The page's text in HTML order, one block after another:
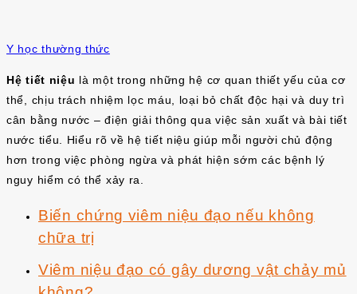
Y học thường thức
Hệ tiết niệu là một trong những hệ cơ quan thiết yếu của cơ
thể, chịu trách nhiệm lọc máu, loại bỏ chất độc hại và duy trì
cân bằng nước – điện giải thông qua việc sản xuất và bài tiết
nước tiểu. Hiểu rõ về hệ tiết niệu giúp mỗi người chủ động
hơn trong việc phòng ngừa và phát hiện sớm các bệnh lý
nguy hiểm có thể xảy ra.
Biến chứng viêm niệu đạo nếu không
chữa trị
Viêm niệu đạo có gây dương vật chảy mủ